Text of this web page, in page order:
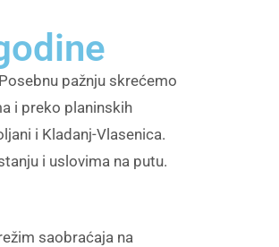
pažnju skrećemo
i preko planinskih
i Kladanj-Vlasenica.
i uslovima na putu.
saobraćaja na